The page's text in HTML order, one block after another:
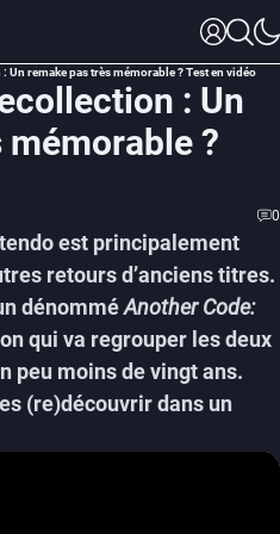
Un remake pas très mémorable ? Test en vidéo
: Un
?
0
est principalement
retours d’anciens titres.
dénomméAnother Code:
qui va regrouper les deux
peu moins de vingt ans.
(re)découvrir dans un